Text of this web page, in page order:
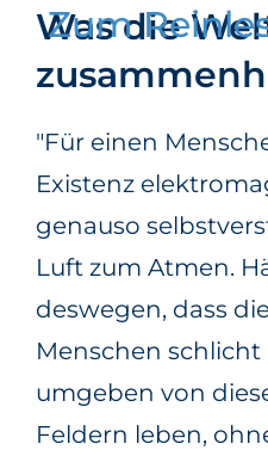
Zum
Was die
"Für einen
Existenz
genauso
Luft zum Atmen.
deswegen, dass
Menschen
umgeben von
Feldern leben,